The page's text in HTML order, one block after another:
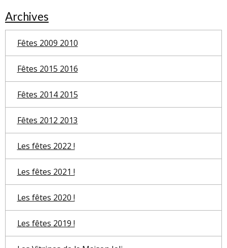
Archives
Fêtes 2009 2010
Fêtes 2015 2016
Fêtes 2014 2015
Fêtes 2012 2013
Les fêtes 2022 !
Les fêtes 2021 !
Les fêtes 2020 !
Les fêtes 2019 !